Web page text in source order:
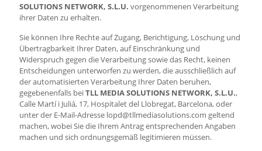
SOLUTIONS NETWORK, S.L.U. vorgenommenen Verarbeitung
ihrer Daten zu erhalten.
Sie können Ihre Rechte auf Zugang, Berichtigung, Löschung und
Übertragbarkeit Ihrer Daten, auf Einschränkung und
Widerspruch gegen die Verarbeitung sowie das Recht, keinen
Entscheidungen unterworfen zu werden, die ausschließlich auf
der automatisierten Verarbeitung Ihrer Daten beruhen,
gegebenenfalls beiTLL MEDIA SOLUTIONS NETWORK, S.L.U.,
Calle Martí i Juliá, 17, Hospitalet del Llobregat, Barcelona, oder
unter der E-Mail-Adresse lopd@tllmediasolutions.com geltend
machen, wobei Sie die Ihrem Antrag entsprechenden Angaben
machen und sich ordnungsgemäß legitimieren müssen.